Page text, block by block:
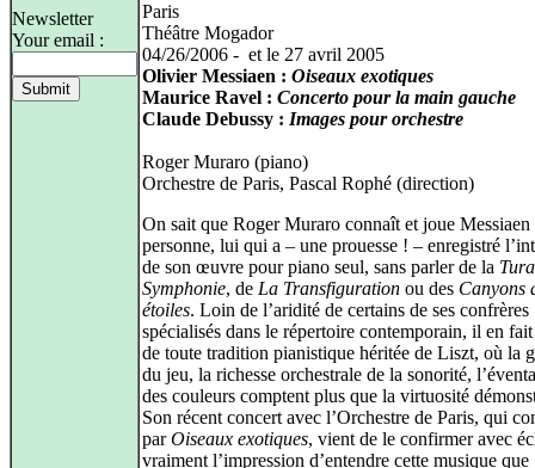
Newsletter
Your email :
Paris
Théâtre Mogador
04/26/2006 - et le 27 avril 2005
Olivier Messiaen : Oiseaux exotiques
Maurice Ravel : Concerto pour la main gauche
Claude Debussy : Images pour orchestre
Roger Muraro (piano)
Orchestre de Paris, Pascal Rophé (direction)
On sait que Roger Muraro connaît et joue Messiaen
personne, lui qui a – une prouesse ! – enregistré
de son œuvre pour piano seul, sans parler de la
Symphonie, de La Transfiguration ou des Canyons
étoiles. Loin de l’aridité de certains de ses confrères
spécialisés dans le répertoire contemporain, il en
de toute tradition pianistique héritée de Liszt, où la
du jeu, la richesse orchestrale de la sonorité,
des couleurs comptent plus que la virtuosité
Son récent concert avec l’Orchestre de Paris, qui
parOiseaux exotiques, vient de le confirmer avec
vraiment l’impression d’entendre cette musique que